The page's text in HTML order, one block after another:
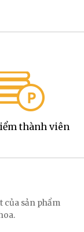
thành viên
của sản phẩm